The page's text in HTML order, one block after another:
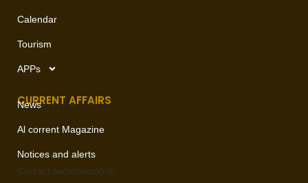
Calendar
Tourism
APPs
CURRENT AFFAIRS
News
Al corrent Magazine
Notices and alerts
Contact communication